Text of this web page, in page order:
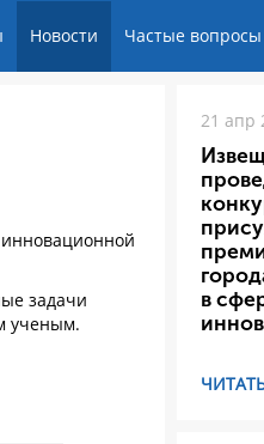
Новости Частые вопросы
инновационной
задачи
ученым.
21 апр
в